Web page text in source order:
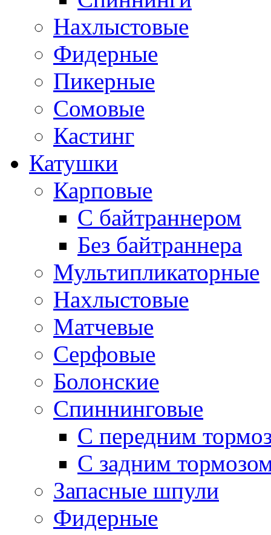
Нахлыстовые
Фидерные
Пикерные
Сомовые
Кастинг
Катушки
Карповые
С байтраннером
Без байтраннера
Мультипликаторные
Нахлыстовые
Матчевые
Серфовые
Болонские
Спиннинговые
С передним
С задним
Запасные шпули
Фидерные